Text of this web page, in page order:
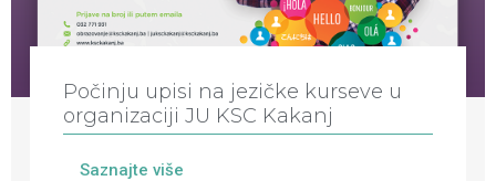
Počinju upisi na jezičke kurseve u
organizaciji JU KSC Kakanj
Saznajte više